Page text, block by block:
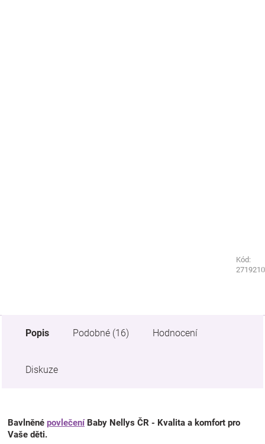
Kód:
Kód:
Popis Podobné (16) Hodnocení
Diskuze
Bavlněné povlečeníBaby Nellys ČR - Kvalita a komfort pro
Vaše děti.